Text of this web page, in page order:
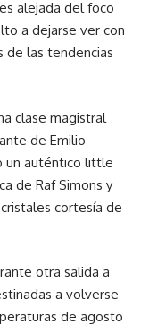
alejada del foco
a dejarse ver con
de las tendencias
clase magistral
de Emilio
un auténtico little
de Raf Simons y
cortesía de
otra salida a
a volverse
de agosto